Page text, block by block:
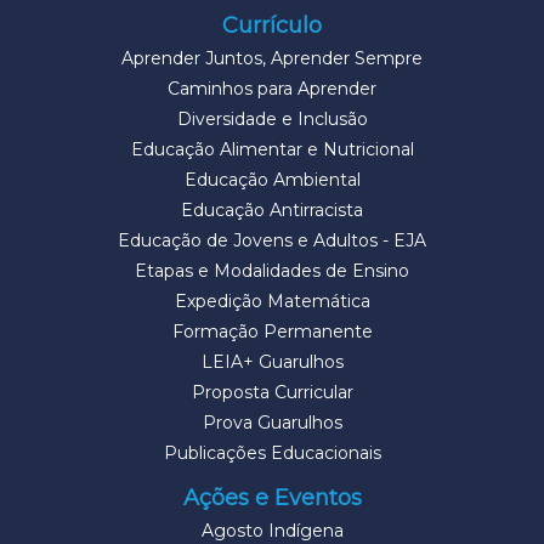
Currículo
Aprender Juntos, Aprender Sempre
Caminhos para Aprender
Diversidade e Inclusão
Educação Alimentar e Nutricional
Educação Ambiental
Educação Antirracista
Educação de Jovens e Adultos - EJA
Etapas e Modalidades de Ensino
Expedição Matemática
Formação Permanente
LEIA+ Guarulhos
Proposta Curricular
Prova Guarulhos
Publicações Educacionais
Ações e Eventos
Agosto Indígena